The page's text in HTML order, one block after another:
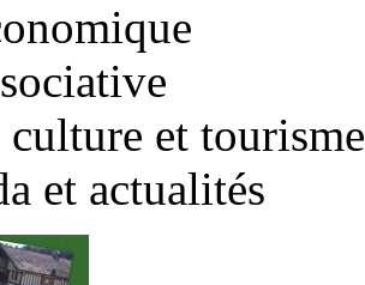
culture et tourisme
et actualités